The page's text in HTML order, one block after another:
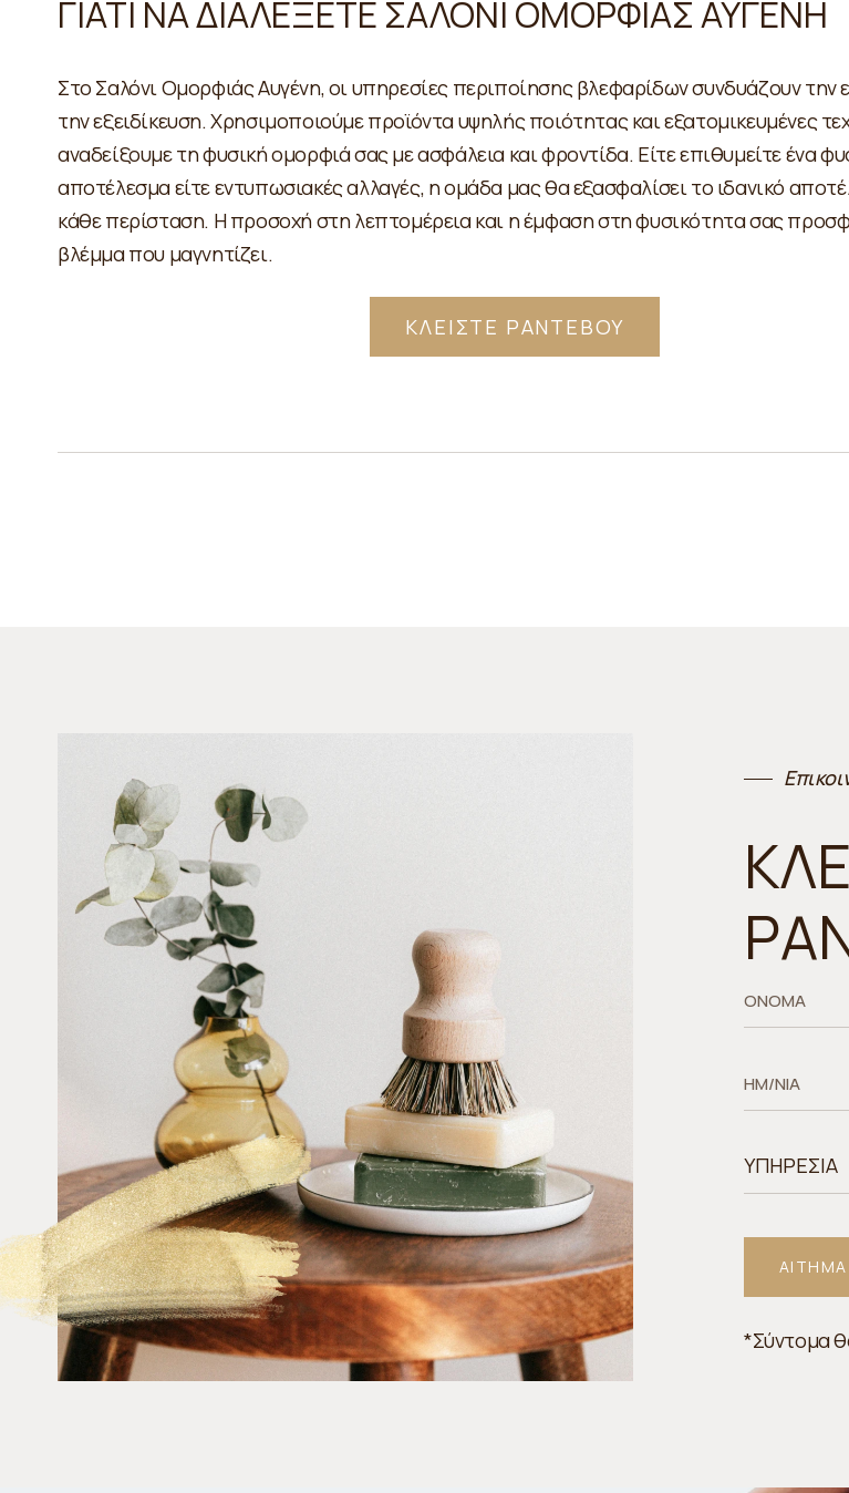
ΓΙΑΤΙ ΝΑ ΔΙΑΛΕΞΕΤΕ ΣΑΛΟΝΙ ΟΜΟΡΦΙΑΣ ΑΥΓΕΝΗ
Στο Σαλόνι Ομορφιάς Αυγένη, οι υπηρεσίες περιποίησης βλεφαρίδων συνδυάζουν την
την εξειδίκευση. Χρησιμοποιούμε προϊόντα υψηλής ποιότητας και εξατομικευμένες
αναδείξουμε τη φυσική ομορφιά σας με ασφάλεια και φροντίδα. Είτε επιθυμείτε ένα
αποτέλεσμα είτε εντυπωσιακές αλλαγές, η ομάδα μας θα εξασφαλίσει το ιδανικό
κάθε περίσταση. Η προσοχή στη λεπτομέρεια και η έμφαση στη φυσικότητα σας
βλέμμα που μαγνητίζει.
ΚΛΕΙΣΤΕ ΡΑΝΤΕΒΟΥ
*Σύντομα